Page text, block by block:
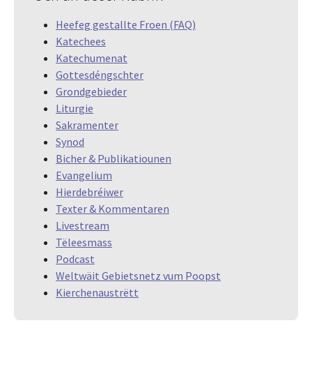
Heefeg gestallte Froen (FAQ)
Katechees
Katechumenat
Gottesdéngschter
Grondgebieder
Liturgie
Sakramenter
Synod
Bicher & Publikatiounen
Evangelium
Hierdebréiwer
Texter & Kommentaren
Livestream
Tëleesmass
Podcast
Weltwäit Gebietsnetz vum Poopst
Kierchenaustrëtt